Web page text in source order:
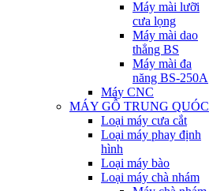
Máy mài lưỡi
cưa lọng
Máy mài dao
thẳng BS
Máy mài đa
năng BS-250A
Máy CNC
MÁY GỖ TRUNG QUÓC
Loại máy cưa cắt
Loại máy phay định
hình
Loại máy bào
Loại máy chà nhám